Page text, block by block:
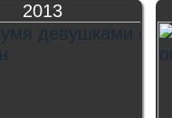
2013